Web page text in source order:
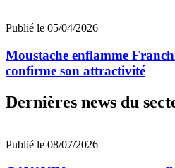
Publié le 05/04/2026
Moustache enflamme
confirme son attractivité
Dernières news du
Publié le 08/07/2026